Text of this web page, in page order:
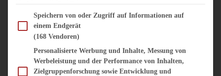
SALATE & SNACKS
SUPPENKASPEREIEN
VORSPEISEN
SÜSS & HERZHAFT
Im Folgenden finden Sie eine Liste der Zwecke des IAB Transparency and Consent
Speichern von oder Zugriff auf Informationen auf
einem Endgerät
(168 Vendoren)
Personalisierte Werbung und Inhalte, Messung von
Werbeleistung und der Performance von Inhalten,
Zielgruppenforschung sowie Entwicklung und